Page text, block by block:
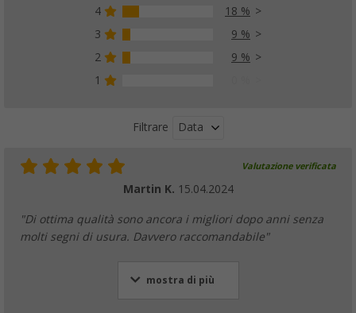
Cordini di tensionamento per tenda Berger
rosso
4
18 %
3
9 %
2
9 %
1
Filtrare Data
Valutazione verificata
Martin K. 15.04.2024
"Di ottima qualità sono ancora i migliori dopo anni senza
molti segni di usura. Davvero raccomandabile"
mostra di più